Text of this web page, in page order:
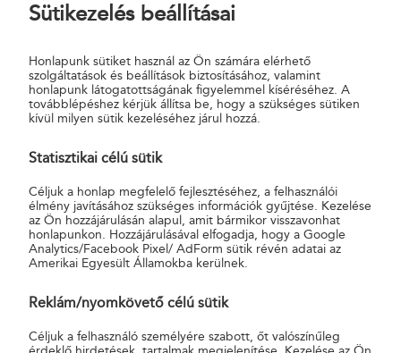
fel. A kártyán csak
töltenie az egyenleget.
• Akár 12 Ft-os percdíj a 60 perc 5 napra csomag appos
• Normál perc- és SMS-díj: 30 Ft, minden belföldi hálózatba.
Legyen az Öné havonta extra 1 GB adat egy teljes éven át!
Töltse fel, és már az Öné is az 1 GB adat, amit adott hónap
végéig tud felhasználni.
Az ajánlat egy évig érvényes minden olyan hónapban, amelyben
Részletek:
Yettel.hu/kartyas-tarifa
Sütikezelés beállításai
Honlapunk sütiket használ az Ön számára elérhető
szolgáltatások és beállítások biztosításához, valamint
honlapunk látogatottságának figyelemmel kíséréséhez. A
továbblépéshez kérjük állítsa be, hogy a szükséges sütiken
kívül milyen sütik kezeléséhez járul hozzá.
Statisztikai célú sütik
Céljuk a honlap megfelelő fejlesztéséhez, a felhasználói
élmény javításához szükséges információk gyűjtése. Kezelése
az Ön hozzájárulásán alapul, amit bármikor visszavonhat
honlapunkon. Hozzájárulásával elfogadja, hogy a Google
Analytics/Facebook Pixel/ AdForm sütik révén adatai az
Amerikai Egyesült Államokba kerülnek.
Reklám/nyomkövető célú sütik
Céljuk a felhasználó személyére szabott, őt valószínűleg